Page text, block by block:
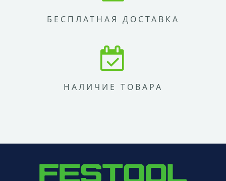
БЕСПЛАТНАЯ ДОСТАВКА
НАЛИЧИЕ ТОВАРА